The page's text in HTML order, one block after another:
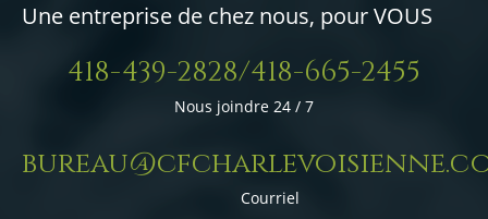
Une entreprise de chez nous, pour VOUS
418-439-2828/418-665-2455
Nous joindre 24 / 7
Courriel